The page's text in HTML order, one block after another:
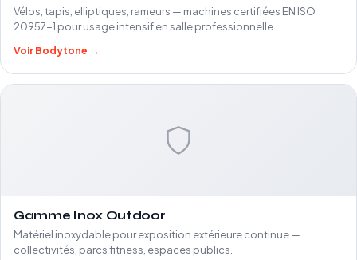
Vélos, tapis, elliptiques, rameurs — machines certifiées EN ISO
20957-1 pour usage intensif en salle professionnelle.
Voir Bodytone →
Gamme Inox Outdoor
Matériel inoxydable pour exposition extérieure continue —
collectivités, parcs fitness, espaces publics.